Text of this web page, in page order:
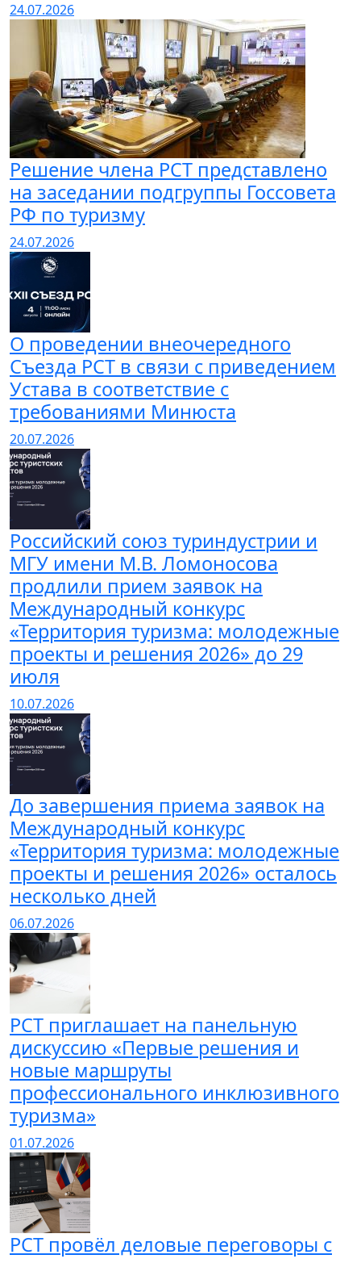
24.07.2026
Решение члена РСТ представлено
на заседании подгруппы Госсовета
РФ по туризму
24.07.2026
О проведении внеочередного
Съезда РСТ в связи с приведением
Устава в соответствие с
требованиями Минюста
20.07.2026
Российский союз туриндустрии и
МГУ имени М.В. Ломоносова
продлили прием заявок на
Международный конкурс
«Территория туризма: молодежные
проекты и решения 2026» до 29
июля
10.07.2026
До завершения приема заявок на
Международный конкурс
«Территория туризма: молодежные
проекты и решения 2026» осталось
несколько дней
06.07.2026
РСТ приглашает на панельную
дискуссию «Первые решения и
новые маршруты
профессионального инклюзивного
туризма»
01.07.2026
РСТ провёл деловые переговоры с